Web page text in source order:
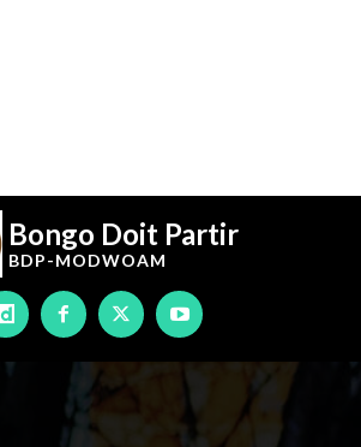
Bongo Doit Partir
BDP-MODWOAM